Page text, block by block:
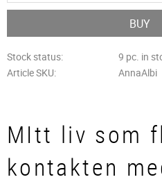
BUY
Stock status
9 pc. in
Article SKU
AnnaAlbi
MItt liv som
kontakten